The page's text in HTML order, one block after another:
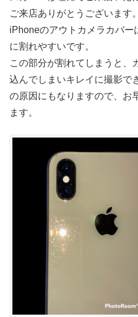
ご来店ありがとうございます。
iPhoneのアウトカメラカバー
に割れやすいです。
この部分が割れてしまうと、
込んでしまいキレイに撮影で
の原因にもなりますので、お
ます。